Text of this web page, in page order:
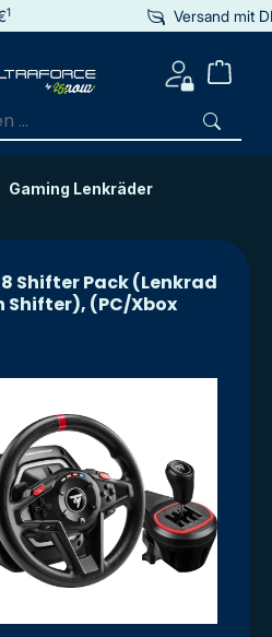
1 Versand mit
Gaming Lenkräder
Shifter Pack (Lenkrad
Shifter), (PC/Xbox